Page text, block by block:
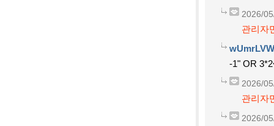
2026/
관리자
-1" OR
2026/
관리자
2026/